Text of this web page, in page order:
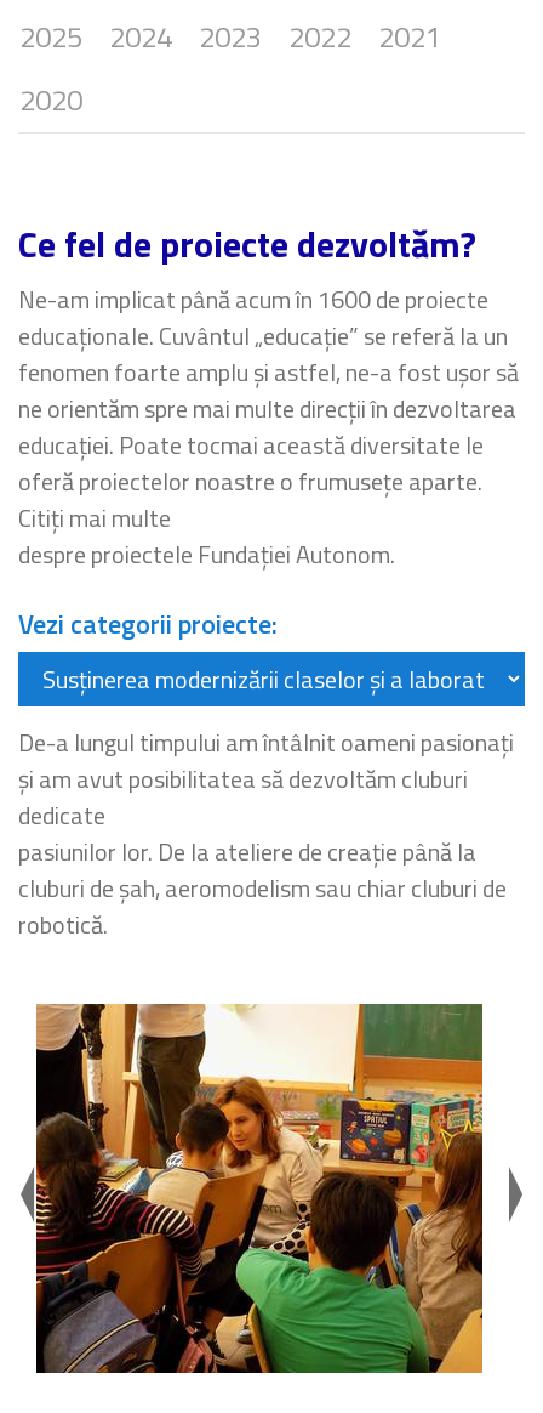
2025 2024 2023 2022
2021
2020
Ce fel de proiecte dezvoltăm?
Ne-am implicat până acum în 1600 de proiecte
educaționale. Cuvântul „educație” se referă la un
fenomen foarte amplu și astfel, ne-a fost ușor să
ne orientăm spre mai multe direcții în dezvoltarea
educației. Poate tocmai această diversitate le
oferă proiectelor noastre o frumusețe aparte.
Citiți mai multe
despre proiectele Fundației Autonom.
Vezi categorii proiecte:
De-a lungul timpului am întâlnit oameni pasionați
și am avut posibilitatea să dezvoltăm cluburi
dedicate
pasiunilor lor. De la ateliere de creație până la
cluburi de șah, aeromodelism sau chiar cluburi de
robotică.